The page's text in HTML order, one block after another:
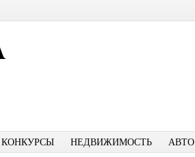
КОНКУРСЫ НЕДВИЖИМОСТЬ АВТО